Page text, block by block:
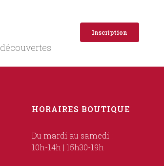
Inscription
HORAIRES BOUTIQUE
Du mardi au samedi :
10h-14h | 15h30-19h